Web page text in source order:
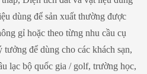
dùng để sản xuất thường được
gỉ hoặc theo từng nhu cầu cụ
để dùng cho các khách sạn,
lạc bộ quốc gia / golf, trường học,